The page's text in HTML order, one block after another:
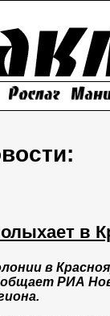
в
в
РИА